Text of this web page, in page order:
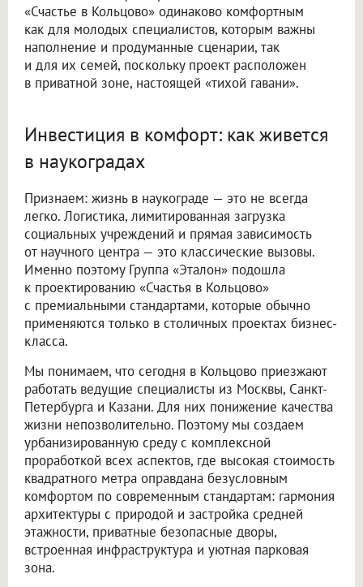
«Счастье в Кольцово» одинаково комфортным
как для молодых специалистов, которым важны
наполнение и продуманные сценарии, так
и для их семей, поскольку проект расположен
в приватной зоне, настоящей «тихой гавани».
Инвестиция в комфорт: как живется
в наукоградах
Признаем: жизнь в наукограде — это не всегда
легко. Логистика, лимитированная загрузка
социальных учреждений и прямая зависимость
от научного центра — это классические вызовы.
Именно поэтому Группа «Эталон» подошла
к проектированию «Счастья в Кольцово»
с премиальными стандартами, которые обычно
применяются только в столичных проектах бизнес-
класса.
Мы понимаем, что сегодня в Кольцово приезжают
работать ведущие специалисты из Москвы, Санкт-
Петербурга и Казани. Для них понижение качества
жизни непозволительно. Поэтому мы создаем
урбанизированную среду с комплексной
проработкой всех аспектов, где высокая стоимость
квадратного метра оправдана безусловным
комфортом по современным стандартам: гармония
архитектуры с природой и застройка средней
этажности, приватные безопасные дворы,
встроенная инфраструктура и уютная парковая
зона.